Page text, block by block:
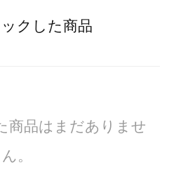
クした商品
商品はまだありませ
ん。